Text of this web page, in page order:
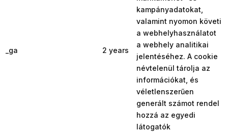
_ga 2 years
kampányadatokat,
valamint nyomon követi
a webhelyhasználatot
a webhely analitikai
jelentéséhez. A cookie
névtelenül tárolja az
információkat, és
véletlenszerűen
generált számot rendel
hozzá az egyedi
látogatók